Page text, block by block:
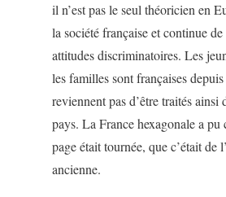
il n’est pas le seul théoricien en
la société française et continue
attitudes discriminatoires. Les
les familles sont françaises
reviennent pas d’être traités ainsi
pays. La France hexagonale a pu
page était tournée, que c’était de
ancienne.